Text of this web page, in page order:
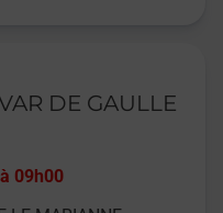
DE GAULLE
09h00